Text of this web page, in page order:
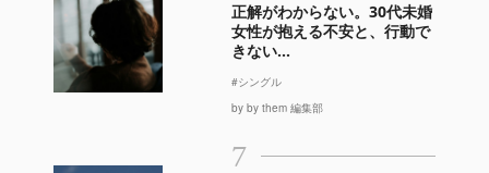
正解がわからない。30代未婚
女性が抱える不安と、行動で
きない...
#シングル
by by them 編集部
7